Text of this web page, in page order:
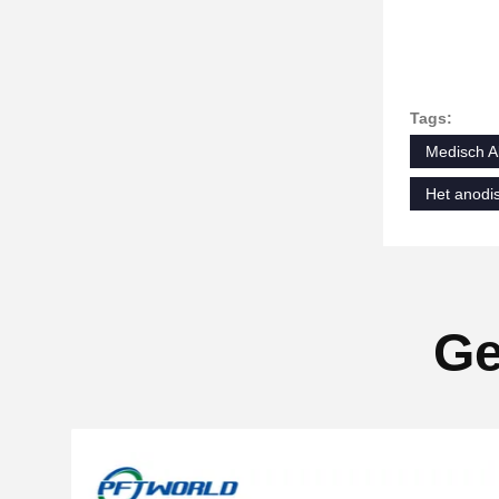
Tags:
Medisch
Het